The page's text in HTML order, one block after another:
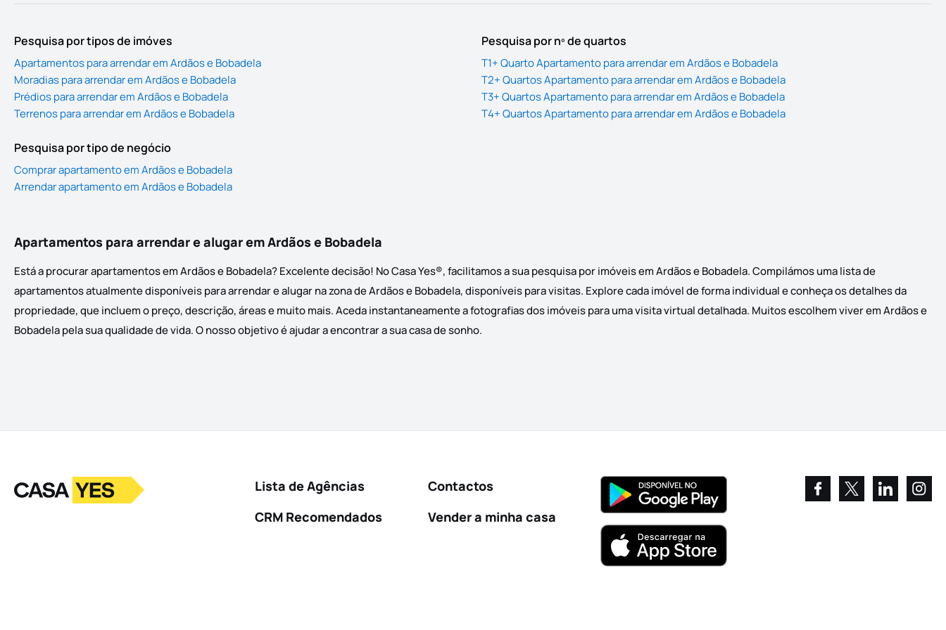
Pesquisa por tipos de imóves
Apartamentos para arrendar em Ardãos e Bobadela
Moradias para arrendar em Ardãos e Bobadela
Prédios para arrendar em Ardãos e Bobadela
Terrenos para arrendar em Ardãos e Bobadela
Pesquisa por nº de quartos
T1+ Quarto Apartamento para arrendar em Ardãos e Bobadela
T2+ Quartos Apartamento para arrendar em Ardãos e Bobadela
T3+ Quartos Apartamento para arrendar em Ardãos e Bobadela
T4+ Quartos Apartamento para arrendar em Ardãos e Bobadela
Pesquisa por tipo de negócio
Comprar apartamento em Ardãos e Bobadela
Arrendar apartamento em Ardãos e Bobadela
Apartamentos para arrendar e alugar em Ardãos e Bobadela
Está a procurar apartamentos em Ardãos e Bobadela? Excelente decisão! No Casa Yes®, facilitamos a sua pesquisa por imóveis em Ardãos e Bobadela. Compilámos uma lista de
apartamentos atualmente disponíveis para arrendar e alugar na zona de Ardãos e Bobadela, disponíveis para visitas. Explore cada imóvel de forma individual e conheça os detalhes da
propriedade, que incluem o preço, descrição, áreas e muito mais. Aceda instantaneamente a fotografias dos imóveis para uma visita virtual detalhada. Muitos escolhem viver em Ardãos e
Bobadela pela sua qualidade de vida. O nosso objetivo é ajudar a encontrar a sua casa de sonho.
LogoIr para a homepage
Lista de Agências
CRM Recomendados
Contactos
Vender a minha casa